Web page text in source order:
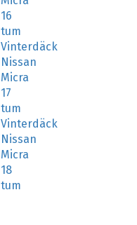
16
tum
Vinterdäck
Nissan
Micra
17
tum
Vinterdäck
Nissan
Micra
18
tum